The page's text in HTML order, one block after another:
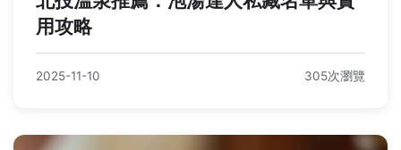
用攻略
2025-11-10 305次瀏覽